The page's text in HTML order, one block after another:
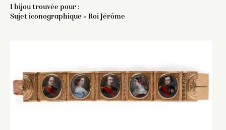
1 bijou trouvée pour :
Sujet iconographique = Roi Jérôme